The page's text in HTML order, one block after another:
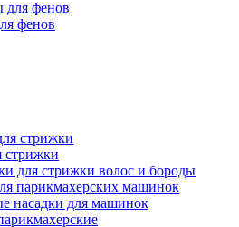
фенов
для стрижки волос и бороды
парикмахерских машинок
насадки для машинок